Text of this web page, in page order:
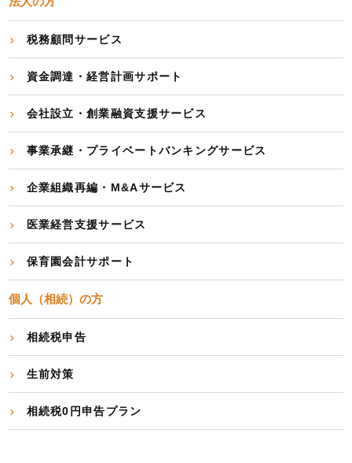
税務顧問サービス
資金調達・経営計画サポート
会社設立・創業融資支援サービス
事業承継・プライベートバンキングサービス
企業組織再編・M&Aサービス
医業経営支援サービス
保育園会計サポート
個人（相続）の方
相続税申告
生前対策
相続税0円申告プラン